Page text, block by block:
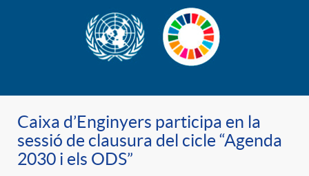
Caixa d’Enginyers participa en la
sessió de clausura del cicle “Agenda
2030 i els ODS”